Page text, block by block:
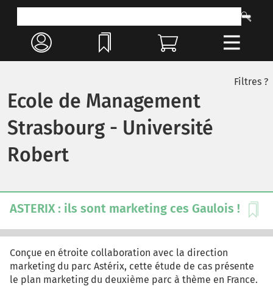
Ecole de Management
Strasbourg - Université
Robert
Filtres ?
ASTERIX : ils sont marketing ces Gaulois !
Conçue en étroite collaboration avec la direction
marketing du parc Astérix, cette étude de cas présente
le plan marketing du deuxième parc à thème en France.